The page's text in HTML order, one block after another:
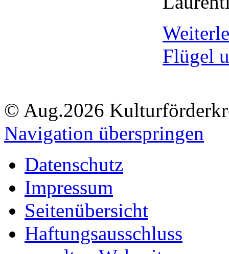
Flügel
© Aug.2026
Navigation überspringen
Datenschutz
Impressum
Seitenübersicht
Haftungsausschluss